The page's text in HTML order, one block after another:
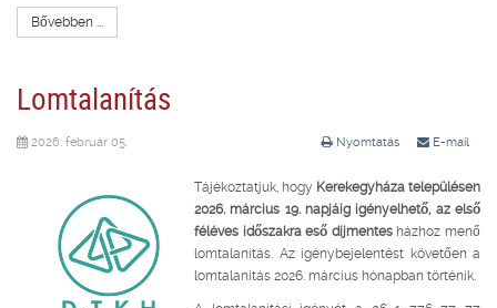
Bővebben ...
Lomtalanítás
Nyomtatás E-mail
2026. február 05.
Tájékoztatjuk, hogy Kerekegyháza településen
2026. március 19. napjáig igényelhető, az első
féléves időszakra eső díjmentesházhoz menő
lomtalanítás. Az igénybejelentést követően a
lomtalanítás 2026. március hónapban történik.